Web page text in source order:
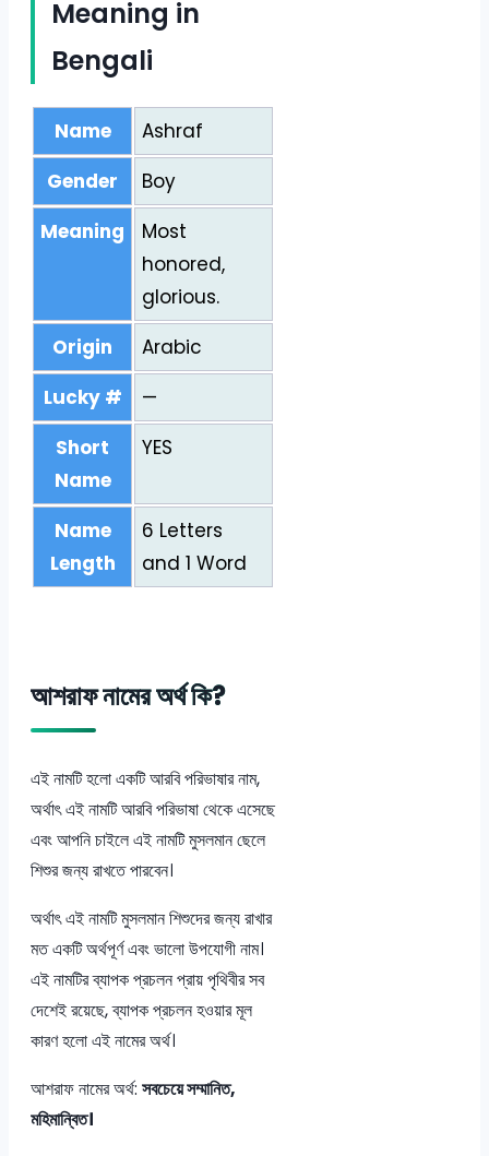
Meaning in
Bengali
Name
Ashraf
Gender
Boy
Meaning
Most
honored,
glorious.
Origin
Arabic
Lucky #
—
Short
Name
YES
Name
Length
6 Letters
and 1 Word
আশরাফ নামের অর্থ কি?
এই নামটি হলো একটি আরবি পরিভাষার নাম,
অর্থাৎ এই নামটি আরবি পরিভাষা থেকে এসেছে
এবং আপনি চাইলে এই নামটি মুসলমান ছেলে
শিশুর জন্য রাখতে পারবেন।
অর্থাৎ এই নামটি মুসলমান শিশুদের জন্য রাখার
মত একটি অর্থপূর্ণ এবং ভালো উপযোগী নাম।
এই নামটির ব্যাপক প্রচলন প্রায় পৃথিবীর সব
দেশেই রয়েছে, ব্যাপক প্রচলন হওয়ার মূল
কারণ হলো এই নামের অর্থ।
আশরাফ নামের অর্থ: সবচেয়ে সম্মানিত,
মহিমান্বিত।